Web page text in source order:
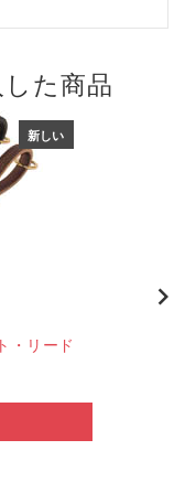
た商品
新しい
・リード